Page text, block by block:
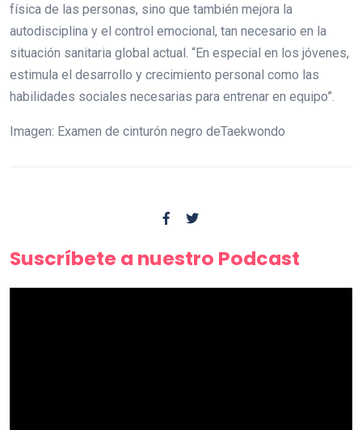
física de las personas, sino que también mejora la
autodisciplina y el control emocional, tan necesario en la
situación sanitaria global actual. “En especial en los jóvenes,
estimula el desarrollo y crecimiento personal como las
habilidades sociales necesarias para entrenar en equipo”.
Imagen: Examen de cinturón negro deTaekwondo
Suscríbete a nuestro Podcast